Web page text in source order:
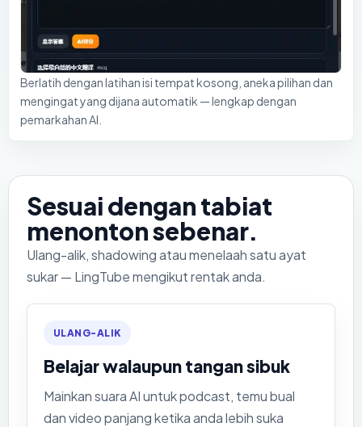
Berlatih dengan latihan isi tempat kosong, aneka pilihan dan
mengingat yang dijana automatik — lengkap dengan
pemarkahan AI.
Sesuai dengan tabiat
menonton sebenar.
Ulang-alik, shadowing atau menelaah satu ayat
sukar — LingTube mengikut rentak anda.
ULANG-ALIK
Belajar walaupun tangan sibuk
Mainkan suara AI untuk podcast, temu bual
dan video panjang ketika anda lebih suka